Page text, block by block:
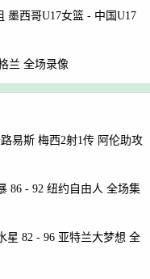
墨西哥U17女篮 - 中国U17
兰 全场录像
易斯 梅西2射1传 阿伦助攻
86 - 92 纽约自由人 全场集
星 82 - 96 亚特兰大梦想 全